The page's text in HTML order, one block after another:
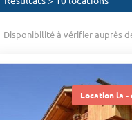
Disponibilité à vérifier auprès
Location la -